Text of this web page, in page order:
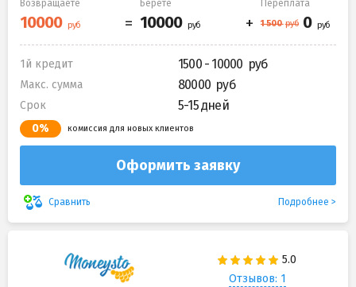
Возвращаете Берете Переплата
1й кредит 1500 - 10000
Макс. сумма 80000
Срок 5-15 дней
0% комиссия для новых клиентов
Оформить заявку
Сравнить Подробнее
Отзывов: 1